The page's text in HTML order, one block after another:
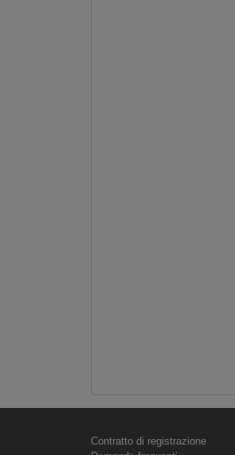
Contratto di registrazione